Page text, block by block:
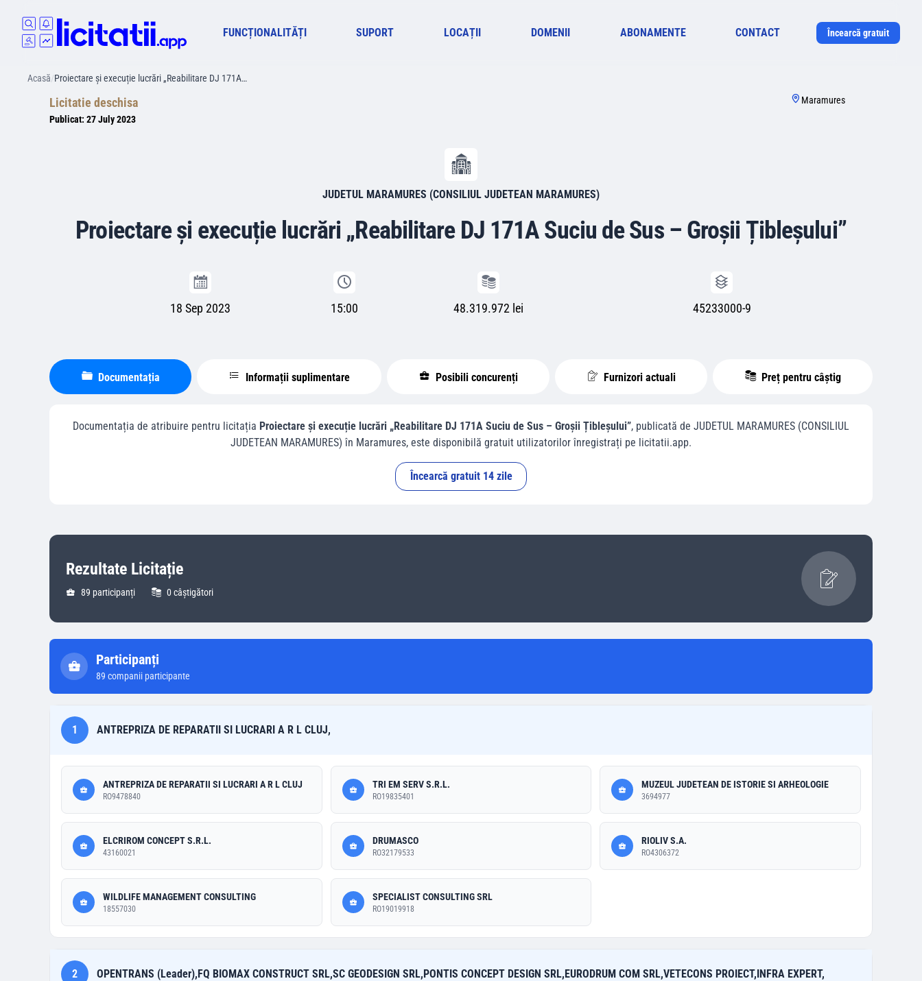
FUNCȚIONALITĂȚI SUPORT LOCAȚII DOMENII ABONAMENTE CONTACT Încearcă gratuit
Acasă/Proiectare și execuție lucrări „Reabilitare DJ 171A…
Licitatie deschisa
Publicat: 27 July 2023
Maramures
JUDETUL MARAMURES (CONSILIUL JUDETEAN MARAMURES)
Proiectare și execuție lucrări „Reabilitare DJ 171A Suciu de Sus – Groșii Țibleșului”
18 Sep 2023 15:00 48.319.972 lei 45233000-9
Documentația Informații suplimentare Posibili concurenți Furnizori actuali Preț pentru câștig
Documentația de atribuire pentru licitația Proiectare și execuție lucrări „Reabilitare DJ 171A Suciu de Sus – Groșii Țibleșului”, publicată de JUDETUL MARAMURES (CONSILIUL
JUDETEAN MARAMURES) în Maramures, este disponibilă gratuit utilizatorilor înregistrați pe licitatii.app.
Încearcă gratuit 14 zile
Rezultate Licitație
89 participanți 0câștigători
Participanți
89 companii participante
1 ANTREPRIZA DE REPARATII SI LUCRARI A R L CLUJ,
ANTREPRIZA DE REPARATII SI LUCRARI A R L CLUJ
RO9478840
TRI EM SERV S.R.L.
RO19835401
MUZEUL JUDETEAN DE ISTORIE SI ARHEOLOGIE
3694977
ELCRIROM CONCEPT S.R.L.
43160021
DRUMASCO
RO32179533
RIOLIV S.A.
RO4306372
WILDLIFE MANAGEMENT CONSULTING
18557030
SPECIALIST CONSULTING SRL
RO19019918
2 OPENTRANS (Leader),FQ BIOMAX CONSTRUCT SRL,SC GEODESIGN SRL,PONTIS CONCEPT DESIGN SRL,EURODRUM COM SRL,VETECONS PROIECT,INFRA EXPERT,